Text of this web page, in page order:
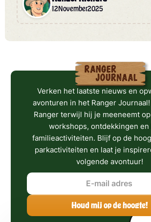
12November2025
Verken het laatste nieuws en
avonturen in het Ranger
Ranger terwijl hij je meeneemt
workshops, ontdekkingen en
familieactiviteiten. Blijf op de
parkactiviteiten en laat je
volgende avontuur!